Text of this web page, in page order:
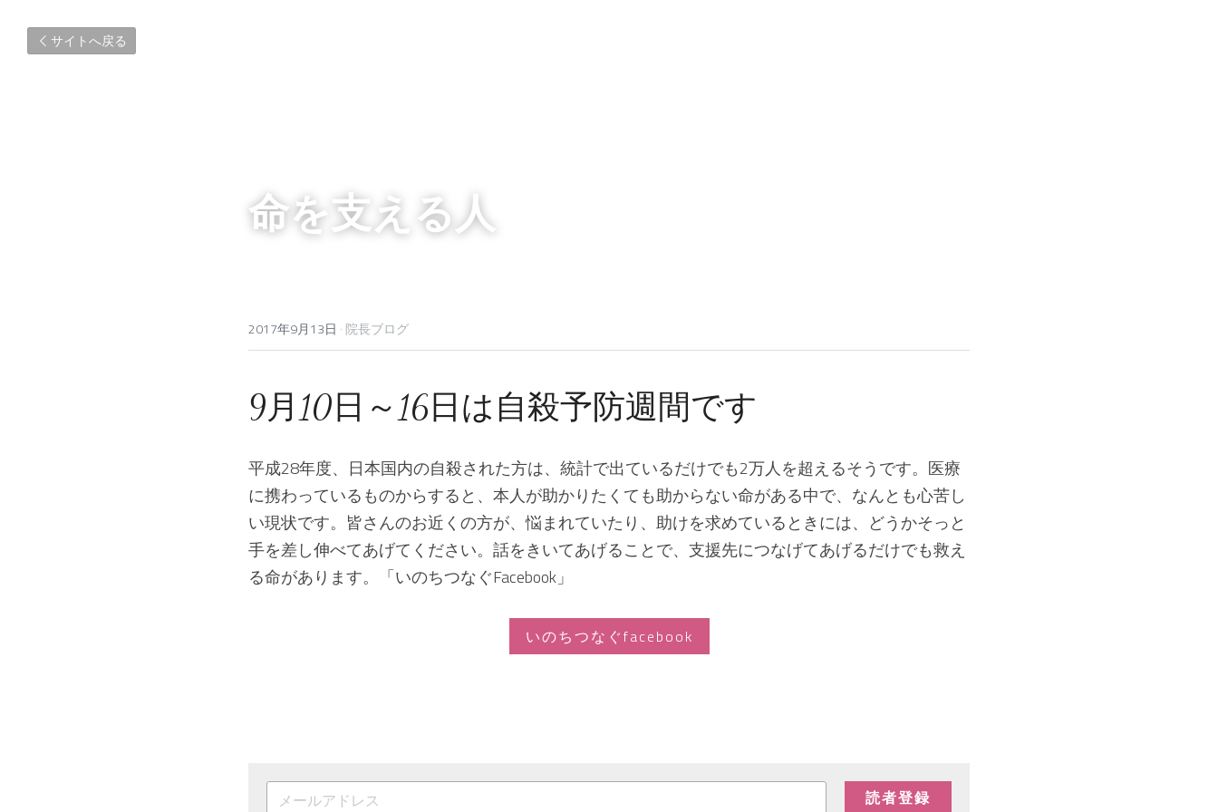
サイトへ戻る
命を支える人
2017年9月13日 · 院長ブログ
9月10日～16日は自殺予防週間です
平成28年度、日本国内の自殺された方は、統計で出ているだけでも2万人を超えるそうです。医療
に携わっているものからすると、本人が助かりたくても助からない命がある中で、なんとも心苦し
い現状です。皆さんのお近くの方が、悩まれていたり、助けを求めているときには、どうかそっと
手を差し伸べてあげてください。話をきいてあげることで、支援先につなげてあげるだけでも救え
る命があります。「いのちつなぐFacebook」
いのちつなぐfacebook
読者登録